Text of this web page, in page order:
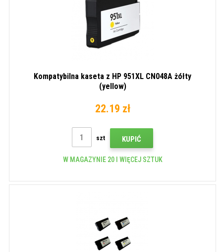
Kompatybilna kaseta z HP 951XL CN048A żółty
(yellow)
22.19 zł
szt KUPIĆ
W MAGAZYNIE 20 I WIĘCEJ SZTUK